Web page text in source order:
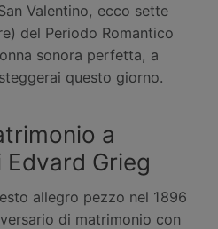
Valentino, ecco sette
del Periodo Romantico
sonora perfetta, a
questo giorno.
a
Grieg
allegro pezzo nel 1896
di matrimonio con